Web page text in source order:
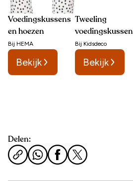
Voedingskussens
en hoezen
Bij HEMA
Bekijk
Tweeling
voedingskussen
Ilmaha
Bij Kidsdeco
Bekijk
Delen: